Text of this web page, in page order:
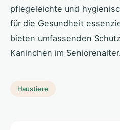
pflegeleichte und
für die Gesundheit
bieten umfassenden
Kaninchen im
Haustiere